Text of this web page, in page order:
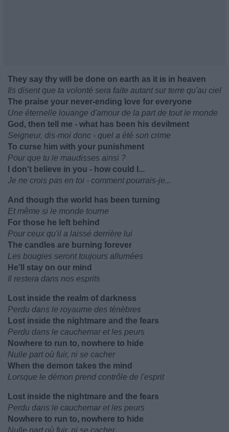
They say thy will be done on earth as it is in heaven
Ils disent que ta volonté sera faite autant sur terre qu'au ciel
The praise your never-ending love for everyone
Une éternelle louange d'amour de la part de tout le monde
God, then tell me - what has been his devilment
Seigneur, dis-moi donc - quel a été son crime
To curse him with your punishment
Pour que tu le maudisses ainsi ?
I don't believe in you - how could I...
Je ne crois pas en toi - comment pourrais-je...
And though the world has been turning
Et même si le monde tourne
For those he left behind
Pour ceux qu'il a laissé derrière lui
The candles are burning forever
Les bougies seront toujours allumées
He'll stay on our mind
Il restera dans nos esprits
Lost inside the realm of darkness
Perdu dans le royaume des ténèbres
Lost inside the nightmare and the fears
Perdu dans le cauchemar et les peurs
Nowhere to run to, nowhere to hide
Nulle part où fuir, ni se cacher
When the demon takes the mind
Lorsque le démon prend contrôle de l'esprit
Lost inside the nightmare and the fears
Perdu dans le cauchemar et les peurs
Nowhere to run to, nowhere to hide
Nulle part où fuir, ni se cacher